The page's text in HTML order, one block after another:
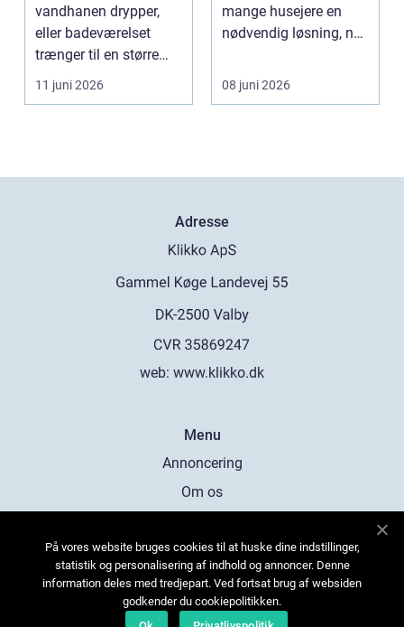
vandhanen drypper,
eller badeværelset
trænger til en større
renovering, er en dy...
11 juni 2026
mange husejere en
nødvendig løsning, når
mørke, ut...
08 juni 2026
Adresse
web: www.klikko.dk
Menu
Annoncering
Om os
Kontakt os
Sitemap
På vores website bruges cookies til at huske dine indstillinger,
statistik og personalisering af indhold og annoncer. Denne
information deles med tredjepart. Ved fortsat brug af websiden
godkender du cookiepolitikken.